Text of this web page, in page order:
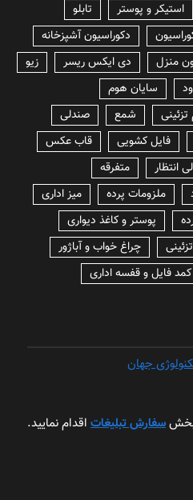
استیکر و پوستر
تابلو
دکوراسیون آشپزخانه
منزل دی ایکس ریسر
زیو
سایان هوم
تزئینی شمع
صندلی
فایل کشویی
قاب عکس
انتظار
متفرقه
ملزومات پرده
میز اداری
پوستر و کاغذ دیواری
چراغ خواب و آباژور
کمد فایل و قفسه اداری
جهان
بخشسفارش تبلیغات اقدام نمایید.